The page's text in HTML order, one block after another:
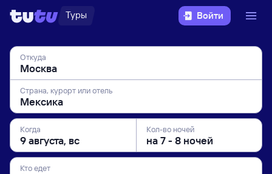
Туры Войти
Откуда
Страна, курорт или отель
Когда Кол-во ночей
Кто едет